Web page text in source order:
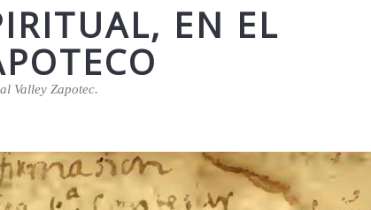
EN EL
Valley Zapotec.